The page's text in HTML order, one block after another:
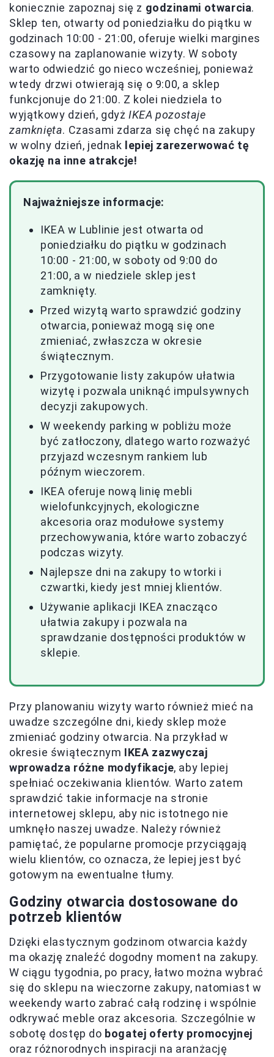
koniecznie zapoznaj się z godzinami otwarcia.
Sklep ten, otwarty od poniedziałku do piątku w
godzinach 10:00 - 21:00, oferuje wielki margines
czasowy na zaplanowanie wizyty. W soboty
warto odwiedzić go nieco wcześniej, ponieważ
wtedy drzwi otwierają się o 9:00, a sklep
funkcjonuje do 21:00. Z kolei niedziela to
wyjątkowy dzień, gdyżIKEA pozostaje
zamknięta. Czasami zdarza się chęć na zakupy
w wolny dzień, jednak lepiej zarezerwować tę
okazję na inne atrakcje!
Najważniejsze informacje:
IKEA w Lublinie jest otwarta od
poniedziałku do piątku w godzinach
10:00 - 21:00, w soboty od 9:00 do
21:00, a w niedziele sklep jest
zamknięty.
Przed wizytą warto sprawdzić godziny
otwarcia, ponieważ mogą się one
zmieniać, zwłaszcza w okresie
świątecznym.
Przygotowanie listy zakupów ułatwia
wizytę i pozwala uniknąć impulsywnych
decyzji zakupowych.
W weekendy parking w pobliżu może
być zatłoczony, dlatego warto rozważyć
przyjazd wczesnym rankiem lub
późnym wieczorem.
IKEA oferuje nową linię mebli
wielofunkcyjnych, ekologiczne
akcesoria oraz modułowe systemy
przechowywania, które warto zobaczyć
podczas wizyty.
Najlepsze dni na zakupy to wtorki i
czwartki, kiedy jest mniej klientów.
Używanie aplikacji IKEA znacząco
ułatwia zakupy i pozwala na
sprawdzanie dostępności produktów w
sklepie.
Przy planowaniu wizyty warto również mieć na
uwadze szczególne dni, kiedy sklep może
zmieniać godziny otwarcia. Na przykład w
okresie świątecznym IKEA zazwyczaj
wprowadza różne modyfikacje, aby lepiej
spełniać oczekiwania klientów. Warto zatem
sprawdzić takie informacje na stronie
internetowej sklepu, aby nic istotnego nie
umknęło naszej uwadze. Należy również
pamiętać, że popularne promocje przyciągają
wielu klientów, co oznacza, że lepiej jest być
gotowym na ewentualne tłumy.
Godziny otwarcia dostosowane do
potrzeb klientów
Dzięki elastycznym godzinom otwarcia każdy
ma okazję znaleźć dogodny moment na zakupy.
W ciągu tygodnia, po pracy, łatwo można wybrać
się do sklepu na wieczorne zakupy, natomiast w
weekendy warto zabrać całą rodzinę i wspólnie
odkrywać meble oraz akcesoria. Szczególnie w
sobotę dostęp do bogatej oferty promocyjnej
oraz różnorodnych inspiracji na aranżację